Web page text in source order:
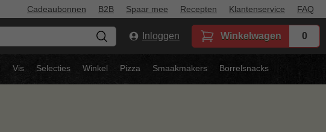
Cadeaubonnen B2B Spaar mee Recepten Klantenservice FAQ
Inloggen Winkelwagen 0
Vis Selecties Winkel Pizza Smaakmakers Borrelsnacks